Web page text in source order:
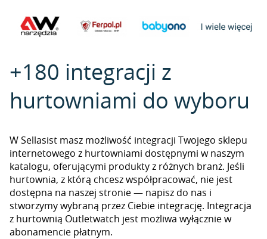
+180 integracji z
hurtowniami do wyboru
W Sellasist masz możliwość integracji Twojego sklepu
internetowego z hurtowniami dostępnymi w naszym
katalogu, oferującymi produkty z różnych branż. Jeśli
hurtownia, z którą chcesz współpracować, nie jest
dostępna na naszej stronie — napisz do nas i
stworzymy wybraną przez Ciebie integrację. Integracja
z hurtownią Outletwatch jest możliwa wyłącznie w
abonamencie płatnym.